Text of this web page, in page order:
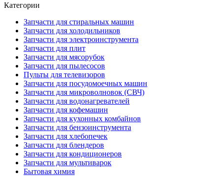
Категории
Запчасти для стиральных машин
Запчасти для холодильников
Запчасти для электроинструмента
Запчасти для плит
Запчасти для мясорубок
Запчасти для пылесосов
Пульты для телевизоров
Запчасти для посудомоечных машин
Запчасти для микроволновок (СВЧ)
Запчасти для водонагревателей
Запчасти для кофемашин
Запчасти для кухонных комбайнов
Запчасти для бензоинструмента
Запчасти для хлебопечек
Запчасти для блендеров
Запчасти для кондиционеров
Запчасти для мультиварок
Бытовая химия